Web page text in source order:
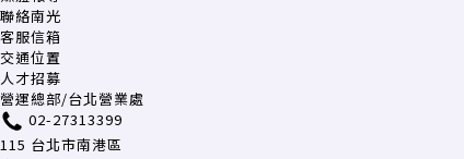
聯絡南光
客服信箱
交通位置
人才招募
營運總部/台北營業處
02-27313399
115 台北市南港區